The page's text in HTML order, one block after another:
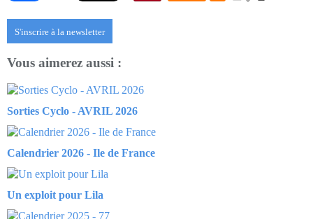
S'inscrire à la newsletter
Vous aimerez aussi :
Sorties Cyclo - AVRIL 2026
Calendrier 2026 - Ile de France
Un exploit pour Lila